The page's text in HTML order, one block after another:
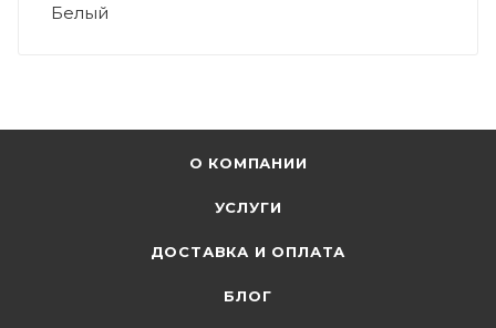
Белый
О КОМПАНИИ
УСЛУГИ
ДОСТАВКА И ОПЛАТА
БЛОГ